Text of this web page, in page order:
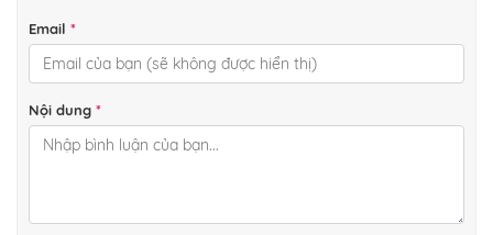
Email *
Nội dung *